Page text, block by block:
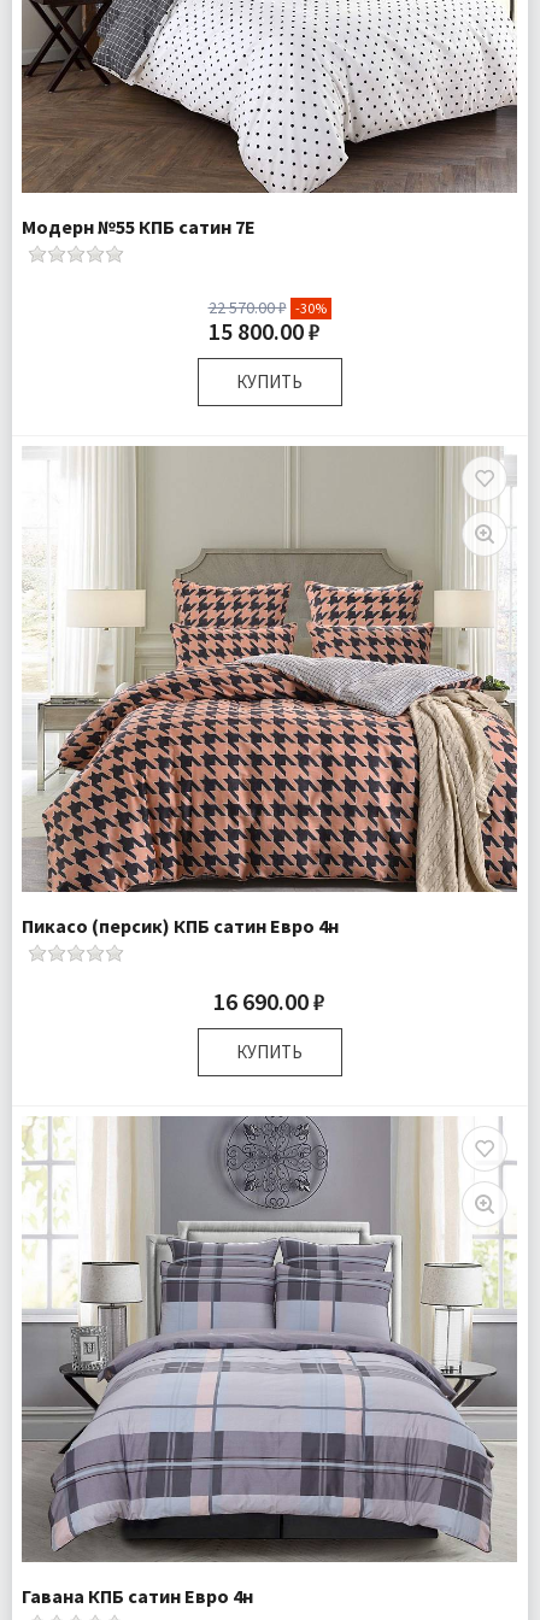
Модерн №55 КПБ сатин 7Е
22 570.00 ₽ -30%
15 800.00 ₽
КУПИТЬ
Пододеяльники 2 шт Простыня 1 шт
Наволочки 4 шт
Сатин
Доставка:
Бесплатно
Пикасо (персик) КПБ сатин Евро 4н
16 690.00 ₽
КУПИТЬ
Комплектация:
Пододеяльник 1 шт Простыня 1 шт
Наволочки 4 шт
Ткань:
Сатин
Доставка:
Бесплатно
Гавана КПБ сатин Евро 4н